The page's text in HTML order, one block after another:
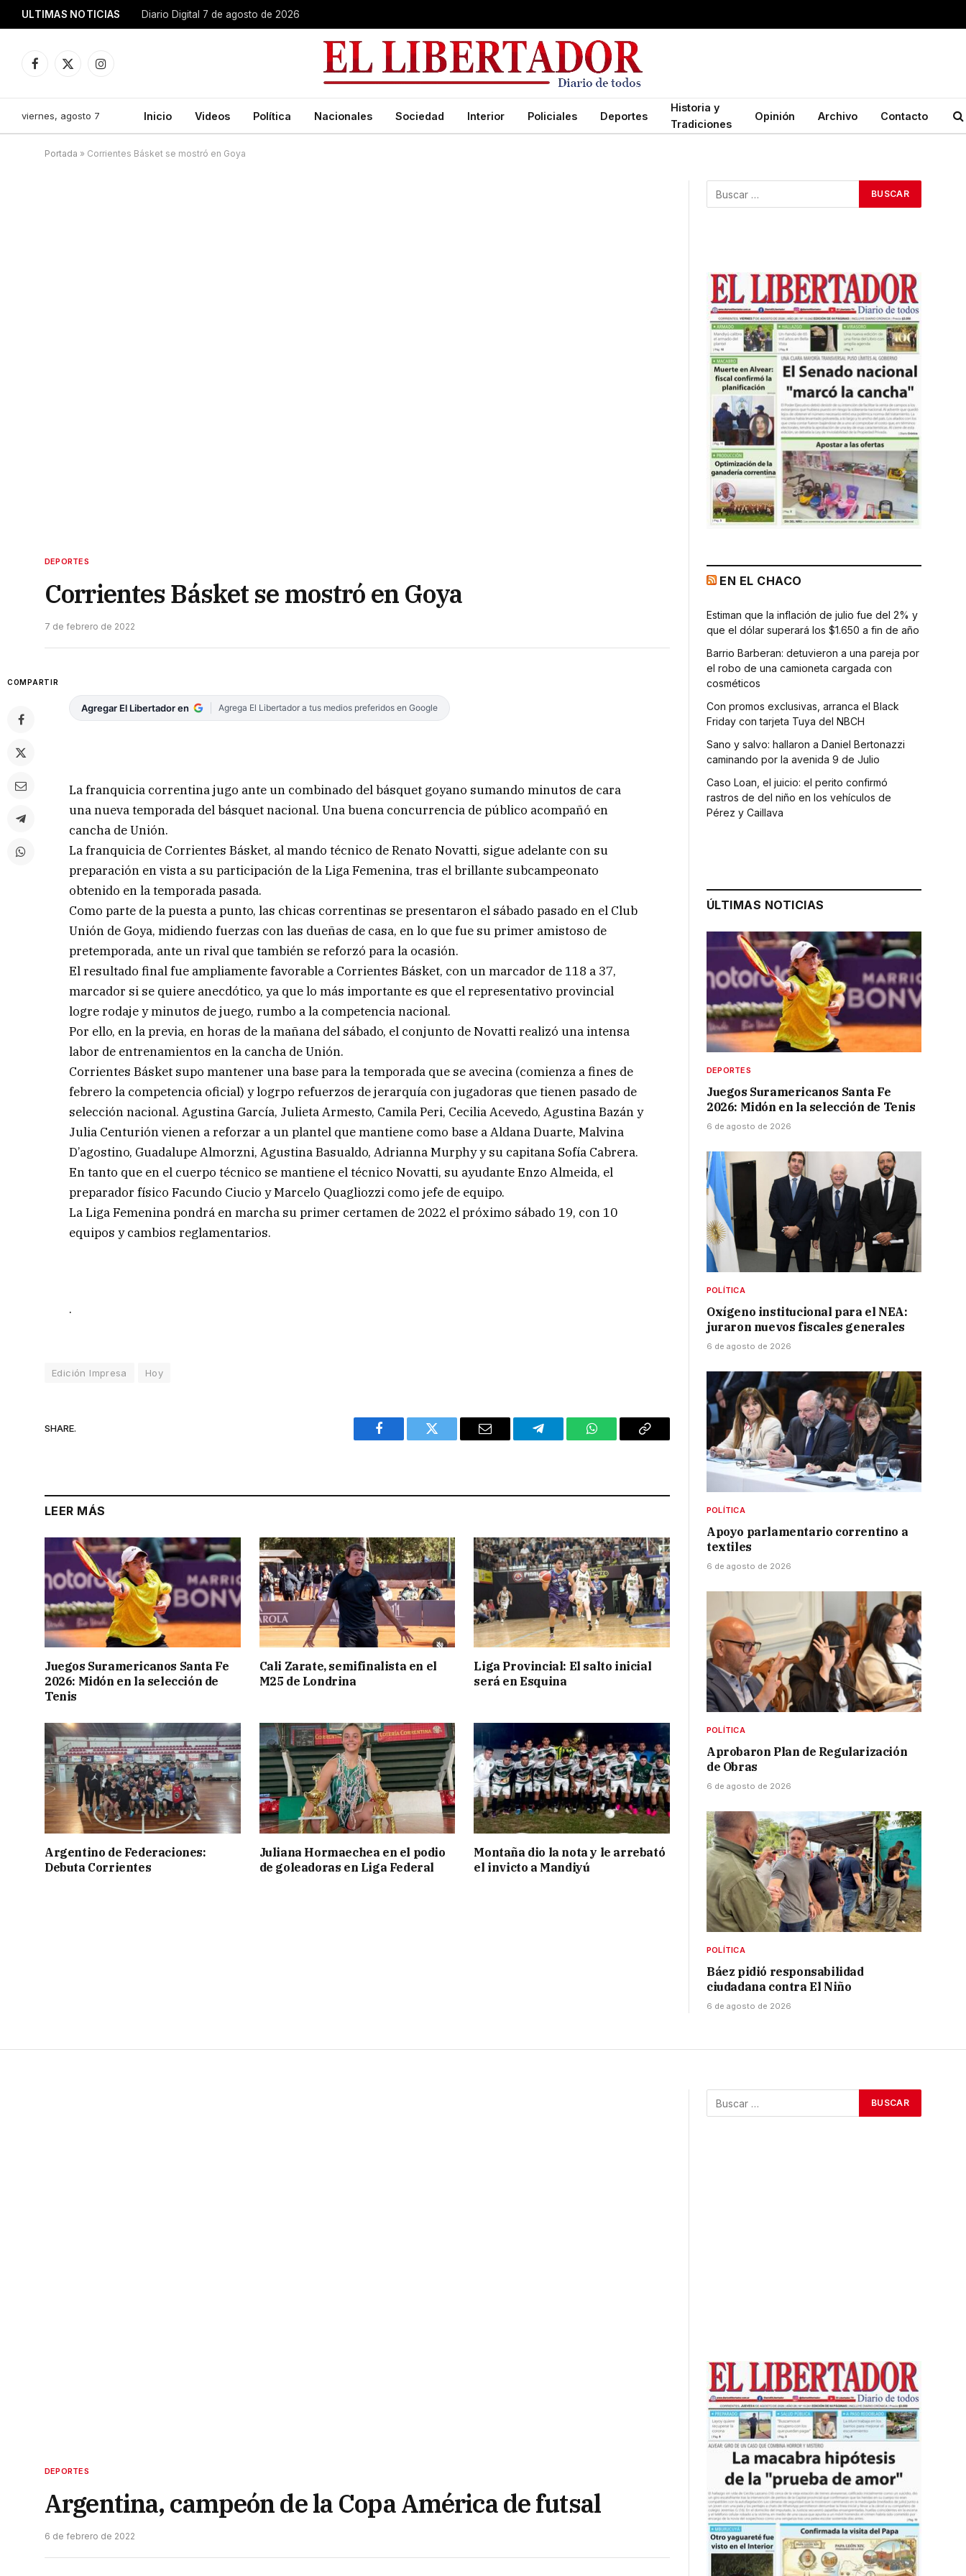
ULTIMAS NOTICIAS Diario Digital 7 de agosto de 2026
Facebook
X
Instagram
viernes, agosto 7 Inicio Videos Política Nacionales Sociedad Interior Policiales Deportes
Historia y
Tradiciones
Opinión Archivo Contacto
Portada » Corrientes Básket se mostró en Goya
DEPORTES
Corrientes Básket se mostró en Goya
7 de febrero de 2022
COMPARTIR
Agregar El Libertador en Agrega El Libertador a tus medios preferidos en Google
La franquicia correntina jugo ante un combinado del básquet goyano sumando minutos de cara
una nueva temporada del básquet nacional. Una buena concurrencia de público acompañó en
cancha de Unión.
La franquicia de Corrientes Básket, al mando técnico de Renato Novatti, sigue adelante con su
preparación en vista a su participación de la Liga Femenina, tras el brillante subcampeonato
obtenido en la temporada pasada.
Como parte de la puesta a punto, las chicas correntinas se presentaron el sábado pasado en el Club
Unión de Goya, midiendo fuerzas con las dueñas de casa, en lo que fue su primer amistoso de
pretemporada, ante un rival que también se reforzó para la ocasión.
El resultado final fue ampliamente favorable a Corrientes Básket, con un marcador de 118 a 37,
marcador si se quiere anecdótico, ya que lo más importante es que el representativo provincial
logre rodaje y minutos de juego, rumbo a la competencia nacional.
Por ello, en la previa, en horas de la mañana del sábado, el conjunto de Novatti realizó una intensa
labor de entrenamientos en la cancha de Unión.
Corrientes Básket supo mantener una base para la temporada que se avecina (comienza a fines de
febrero la competencia oficial) y logrpo refuerzos de jerarquía con jugadoras que tienen pasado de
selección nacional. Agustina García, Julieta Armesto, Camila Peri, Cecilia Acevedo, Agustina Bazán y
Julia Centurión vienen a reforzar a un plantel que mantiene como base a Aldana Duarte, Malvina
D’agostino, Guadalupe Almorzni, Agustina Basualdo, Adrianna Murphy y su capitana Sofía Cabrera.
En tanto que en el cuerpo técnico se mantiene el técnico Novatti, su ayudante Enzo Almeida, el
preparador físico Facundo Ciucio y Marcelo Quagliozzi como jefe de equipo.
La Liga Femenina pondrá en marcha su primer certamen de 2022 el próximo sábado 19, con 10
equipos y cambios reglamentarios.
.
Edición Impresa Hoy
SHARE.
Facebook Twitter Email Telegram WhatsAppCopy
LEER MÁS
Juegos Suramericanos Santa Fe
2026: Midón en la selección de
Tenis
Cali Zarate, semifinalista en el
M25 de Londrina
Liga Provincial: El salto inicial
será en Esquina
Argentino de Federaciones:
Debuta Corrientes
Juliana Hormaechea en el podio
de goleadoras en Liga Federal
Montaña dio la nota y le arrebató
el invicto a Mandiyú
EN EL CHACO
Estiman que la inflación de julio fue del 2% y
que el dólar superará los $1.650 a fin de año
Barrio Barberan: detuvieron a una pareja por
el robo de una camioneta cargada con
cosméticos
Con promos exclusivas, arranca el Black
Friday con tarjeta Tuya del NBCH
Sano y salvo: hallaron a Daniel Bertonazzi
caminando por la avenida 9 de Julio
Caso Loan, el juicio: el perito confirmó
rastros de del niño en los vehículos de
Pérez y Caillava
ÚLTIMAS NOTICIAS
DEPORTES
Juegos Suramericanos Santa Fe
2026: Midón en la selección de Tenis
6 de agosto de 2026
POLÍTICA
Oxígeno institucional para el NEA:
juraron nuevos fiscales generales
6 de agosto de 2026
POLÍTICA
Apoyo parlamentario correntino a
textiles
6 de agosto de 2026
POLÍTICA
Aprobaron Plan de Regularización
de Obras
6 de agosto de 2026
POLÍTICA
Báez pidió responsabilidad
ciudadana contra El Niño
6 de agosto de 2026
DEPORTES
Argentina, campeón de la Copa América de futsal
6 de febrero de 2022